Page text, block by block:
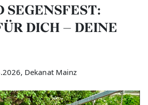
SEGENSFEST:
DICH – DEINE
Dekanat Mainz